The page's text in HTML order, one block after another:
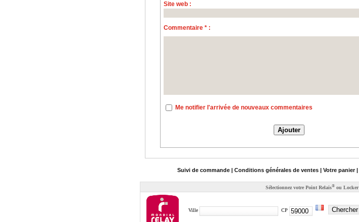
Site web :
Commentaire * :
Me notifier l'arrivée de nouveaux commentaires
Suivi de commande | Conditions générales de ventes | Votre panier |
Sélectionnez votre Point Relais® ou Locker
Ville CP Chercher